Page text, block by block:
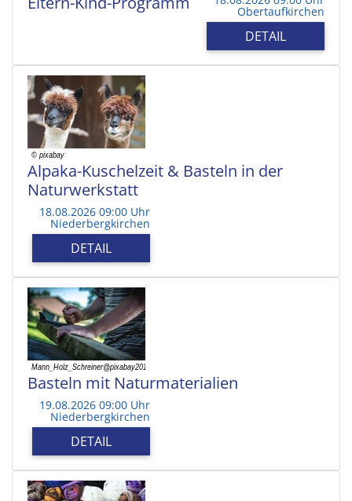
Obertaufkirchen
DETAIL
Alpaka-Kuschelzeit & Basteln in der
Naturwerkstatt
18.08.2026 09:00 Uhr
Niederbergkirchen
DETAIL
Basteln mit Naturmaterialien
19.08.2026 09:00 Uhr
Niederbergkirchen
DETAIL